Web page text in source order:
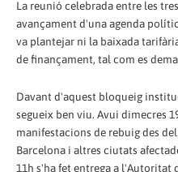
La reunió celebrada entre les
avançament d'una agenda
va plantejar ni la baixada
de finançament, tal com es
Davant d'aquest bloqueig
segueix ben viu. Avui dimecres
manifestacions de rebuig des
Barcelona i altres ciutats
11h s'ha fet entrega a